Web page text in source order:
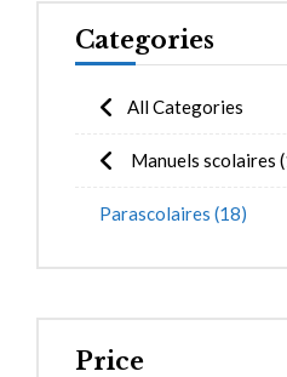
Categories
All Categories
Manuels scolaires
Parascolaires (18)
Price